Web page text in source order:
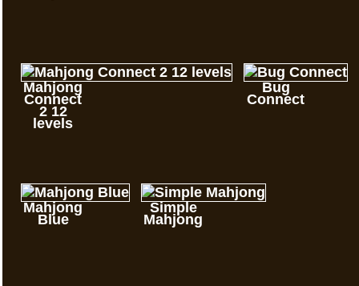
Mahjong
Connect
2 12
levels
Bug
Connect
Mahjong
Blue
Simple
Mahjong